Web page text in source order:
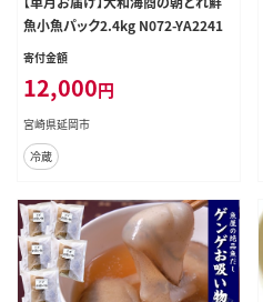
魚小魚パック2.4kg N072-YA2241
寄付金額
12,000円
宮崎県延岡市
冷蔵